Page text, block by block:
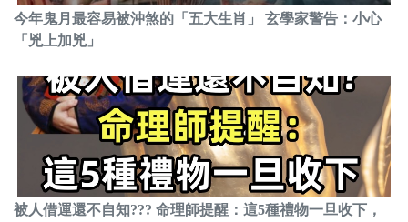
今年鬼月最容易被沖煞的「五大生肖」 玄學家警告：小心
「兇上加兇」
被人借運還不自知??? 命理師提醒：這5種禮物一旦收下，